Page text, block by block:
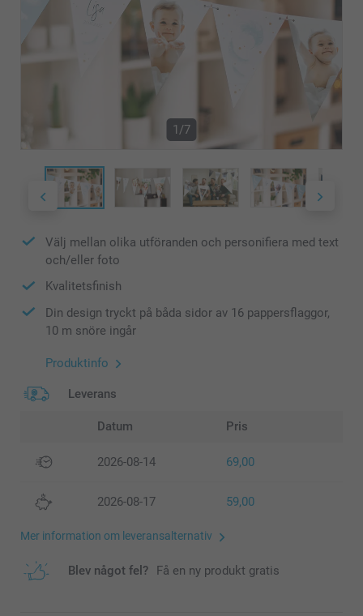
1/7
Välj mellan olika utföranden och personifiera med text
och/eller foto
Kvalitetsfinish
Din design tryckt på båda sidor av 16 pappersflaggor,
10 m snöre ingår
Produktinfo
Leverans
Datum Pris
2026-08-14 69,00
2026-08-17 59,00
Mer information om leveransalternativ
Blev något fel? Få en ny produkt gratis